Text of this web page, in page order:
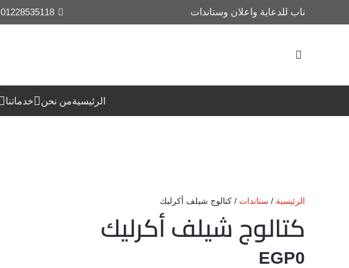
ناب للدعاية واعلان وستاندات 01228535118
الرئيسيةمن نحن خدماتنا
الرئيسية / ستاندات / كتالوج شيلف أكرليك
كتالوج شيلف أكرليك
EGP0